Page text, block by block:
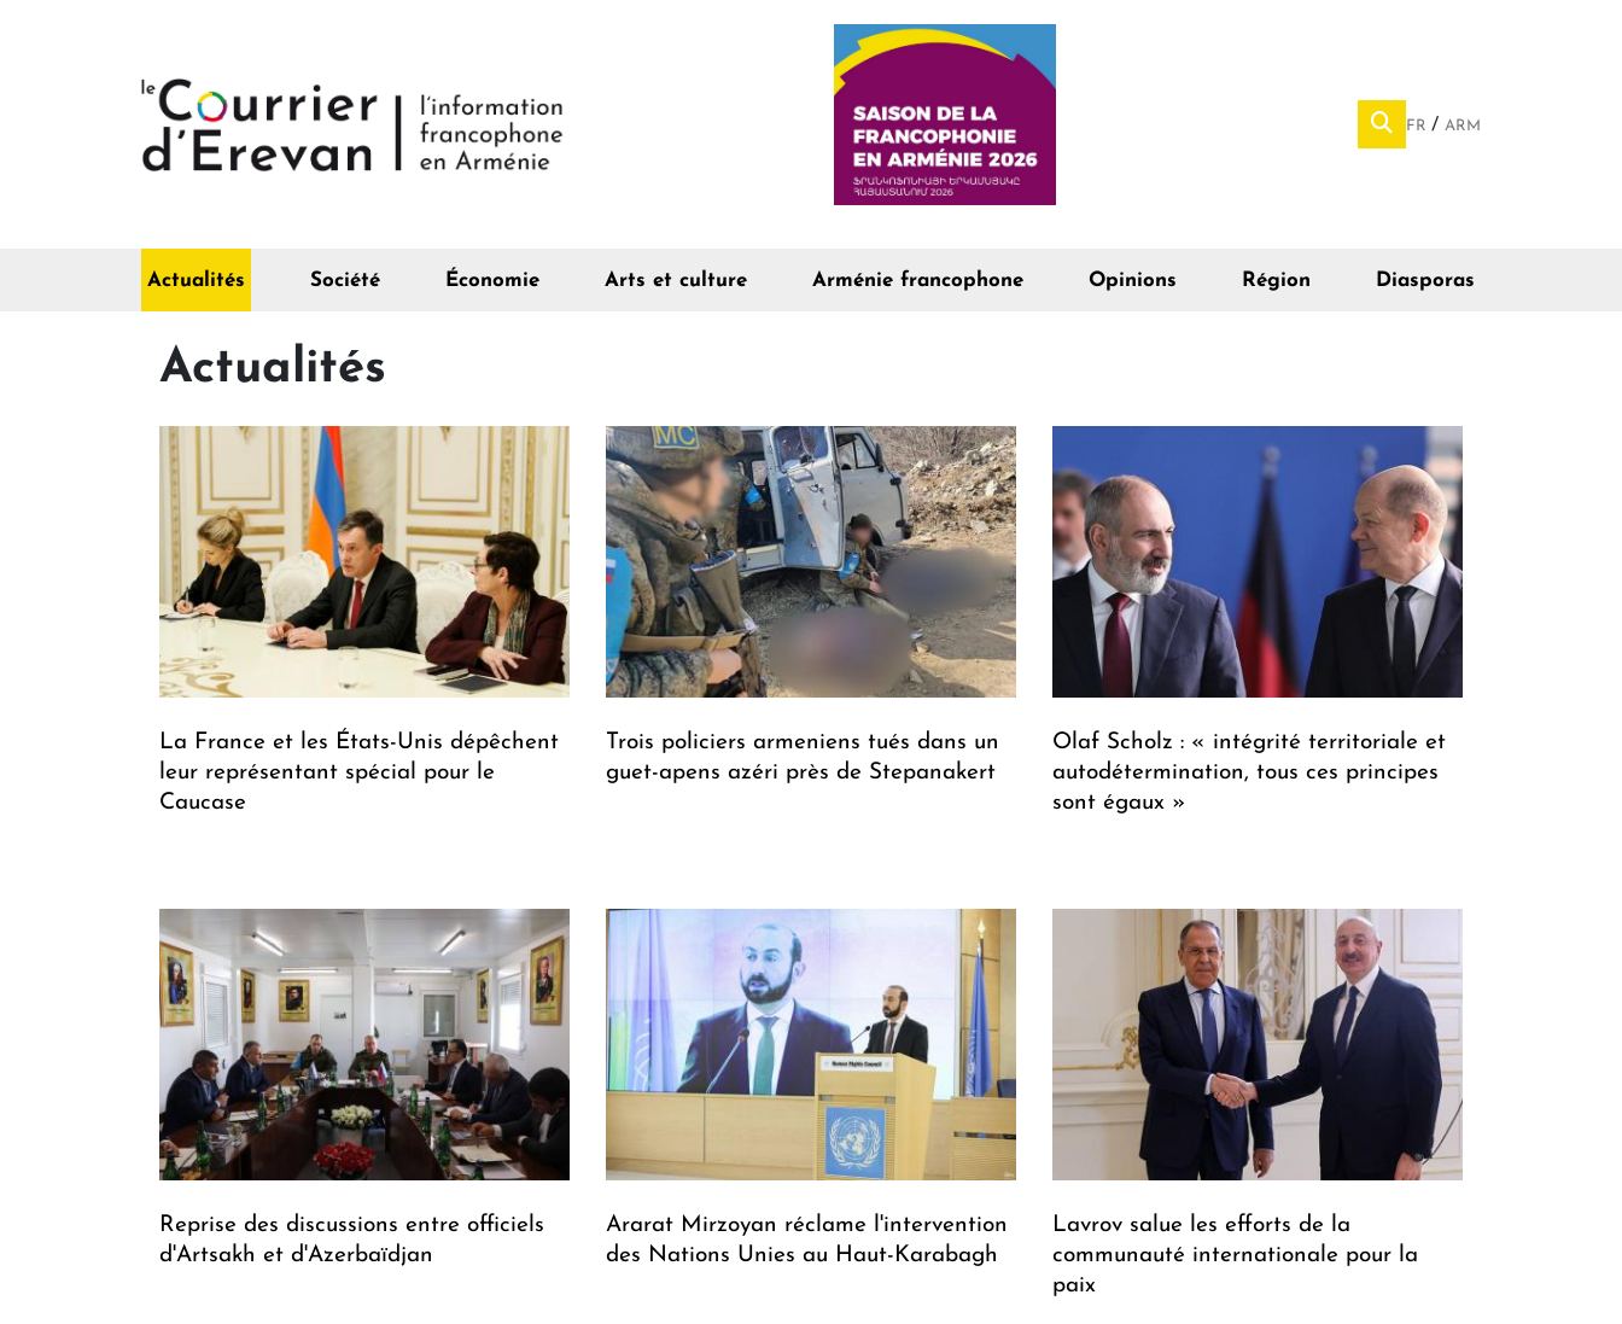
FR ARM
Actualités Société Économie Arts et culture Arménie francophone Opinions Région Diasporas
Actualités
La France et les États-Unis dépêchent
leur représentant spécial pour le
Caucase
Trois policiers armeniens tués dans un
guet-apens azéri près de Stepanakert
Olaf Scholz : « intégrité territoriale et
autodétermination, tous ces principes
sont égaux »
Reprise des discussions entre officiels
d'Artsakh et d'Azerbaïdjan
Ararat Mirzoyan réclame l'intervention
des Nations Unies au Haut-Karabagh
Lavrov salue les efforts de la
communauté internationale pour la
paix